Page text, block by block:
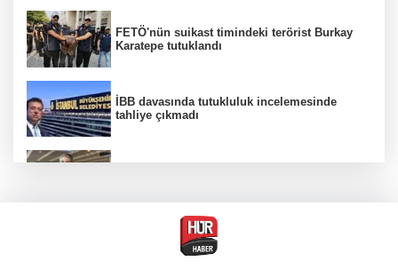
FETÖ'nün suikast timindeki terörist Burkay
Karatepe tutuklandı
İBB davasında tutukluluk incelemesinde
tahliye çıkmadı
MGK toplanıyor: Ana gündem Terörsüz